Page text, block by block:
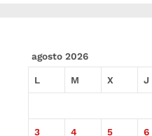
agosto 2026
L M X J
3 4 5 6